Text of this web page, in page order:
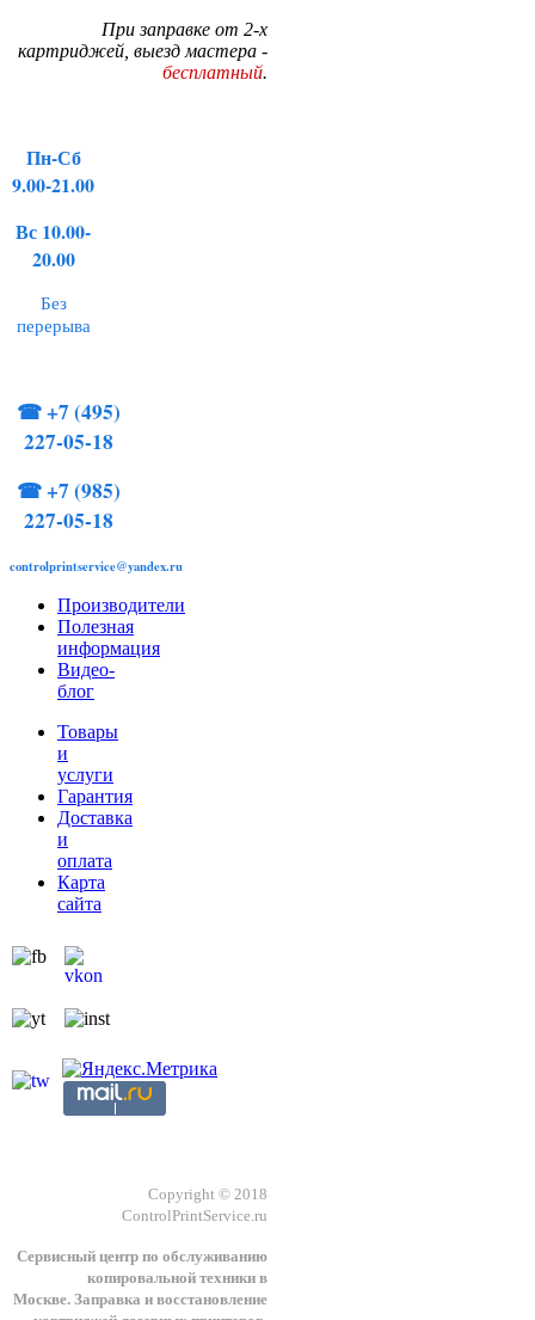
При заправке от 2-х
картриджей, выезд мастера -
бесплатный.
Пн-Сб
9.00-21.00
Вс 10.00-
20.00
Без
перерыва
☎+7 (495)
227-05-18
☎+7 (985)
227-05-18
controlprintservice@yandex.ru
Производители
Полезная
информация
Видео-
блог
Товары
и
услуги
Гарантия
Доставка
и
оплата
Карта
сайта
Copyright © 2018
ControlPrintService.ru
Сервисный центр по обслуживанию
копировальной техники в
Москве. Заправка и восстановление